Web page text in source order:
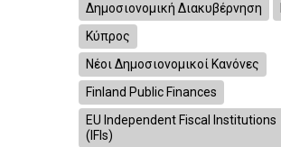
Δημοσιονομική Διακυβέρνηση
Κύπρος
Νέοι Δημοσιονομικοί Κανόνες
Finland Public Finances
EU Independent Fiscal Institutions
(IFIs)